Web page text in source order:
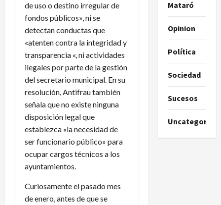
de uso o destino irregular de
fondos públicos», ni se
detectan conductas que
«atenten contra la integridad y
transparencia «, ni actividades
ilegales por parte de la gestión
del secretario municipal. En su
resolución, Antifrau también
señala que no existe ninguna
disposición legal que
establezca «la necesidad de
ser funcionario público» para
ocupar cargos técnicos a los
ayuntamientos.
Curiosamente el pasado mes
de enero, antes de que se
Mataró
Opinion
Política
Sociedad
Sucesos
Uncategorized